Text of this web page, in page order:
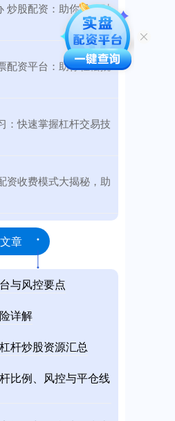
炒股配资：助你撬动财
配资平台：助你轻松撬
：快速掌握杠杆交易技
资收费模式大揭秘，助
章
与风控要点
详解
杆炒股资源汇总
比例、风控与平仓线